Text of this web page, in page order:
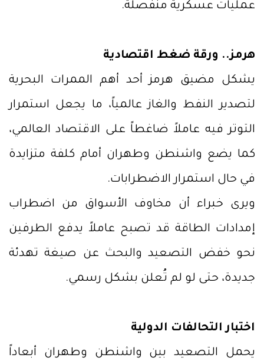
عمليات عسكرية منفصلة.
هرمز.. ورقة ضغط اقتصادية
يشكل مضيق هرمز أحد أهم الممرات البحرية
لتصدير النفط والغاز عالمياً، ما يجعل استمرار
التوتر فيه عاملاً ضاغطاً على الاقتصاد العالمي،
كما يضع واشنطن وطهران أمام كلفة متزايدة
في حال استمرار الاضطرابات.
ويرى خبراء أن مخاوف الأسواق من اضطراب
إمدادات الطاقة قد تصبح عاملاً يدفع الطرفين
نحو خفض التصعيد والبحث عن صيغة تهدئة
جديدة، حتى لو لم تُعلن بشكل رسمي.
اختبار التحالفات الدولية
يحمل التصعيد بين واشنطن وطهران أبعاداً